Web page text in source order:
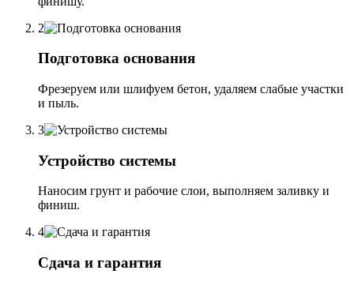
2
Подготовка основания
Фрезеруем или шлифуем бетон, удаляем слабые участки
и пыль.
3
Устройство системы
Наносим грунт и рабочие слои, выполняем заливку и
финиш.
4
Сдача и гарантия